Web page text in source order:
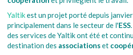
Yaltikest un projet porté depuis
principalement dans le secteur de l'ESS
des services de Yaltik ont été et
destination des associationset